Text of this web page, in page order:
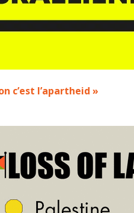
c’est l’apartheid »